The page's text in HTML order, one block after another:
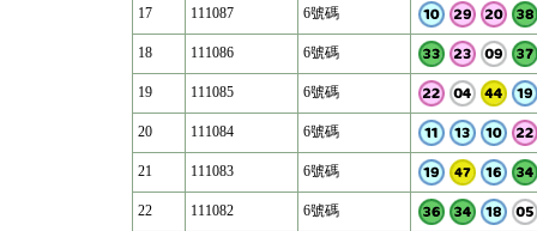
17 111087 6號碼
18 111086 6號碼
19 111085 6號碼
20 111084 6號碼
21 111083 6號碼
22 111082 6號碼